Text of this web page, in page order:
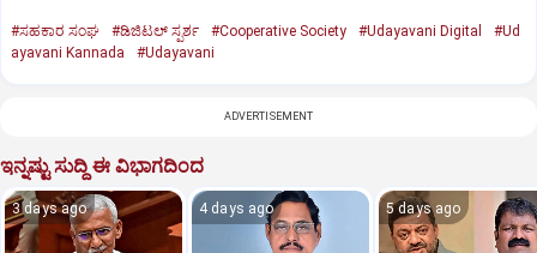
#ಸಹಕಾರ ಸಂಘ #ಡಿಜಿಟಲ್‌ ಸ್ಪರ್ಶ #Cooperative Society #Udayavani Digital
#Ud
ayavani Kannada
#Udayavani
ADVERTISEMENT
ಇನ್ನಷ್ಟು ಸುದ್ದಿ ಈ ವಿಭಾಗದಿಂದ
3 days ago 4 days ago 5 days ago